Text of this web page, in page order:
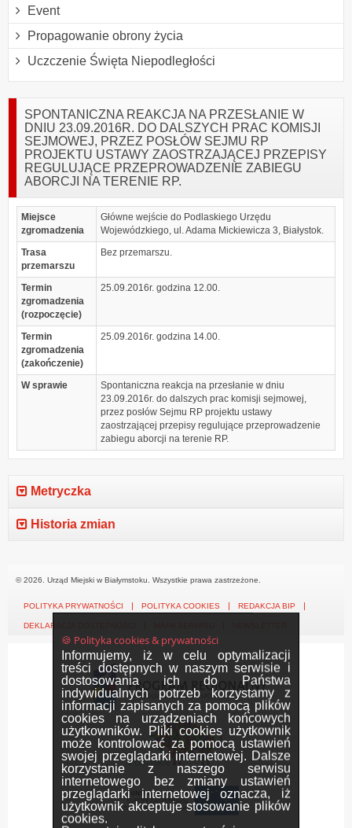
🍪 Polityka cookies & prywatności
Informujemy, iż w celu optymalizacji
treści dostępnych w naszym serwisie i
dostosowania ich do Państwa
indywidualnych potrzeb korzystamy z
informacji zapisanych za pomocą plików
cookies na urządzeniach końcowych
użytkowników. Pliki cookies użytkownik
może kontrolować za pomocą ustawień
swojej przeglądarki internetowej. Dalsze
korzystanie z naszego serwisu
internetowego bez zmiany ustawień
przeglądarki internetowej oznacza, iż
użytkownik akceptuje stosowanie plików
cookies.
Event
Propagowanie obrony życia
Uczczenie Święta Niepodległości
SPONTANICZNA REAKCJA NA PRZESŁANIE W
DNIU 23.09.2016R. DO DALSZYCH PRAC KOMISJI
SEJMOWEJ, PRZEZ POSŁÓW SEJMU RP
PROJEKTU USTAWY ZAOSTRZAJĄCEJ PRZEPISY
REGULUJĄCE PRZEPROWADZENIE ZABIEGU
ABORCJI NA TERENIE RP.
Miejsce
zgromadzenia
Główne wejście do Podlaskiego Urzędu
Wojewódzkiego, ul. Adama Mickiewicza 3, Białystok.
Trasa
przemarszu
Bez przemarszu.
Termin
zgromadzenia
(rozpoczęcie)
25.09.2016r. godzina 12.00.
Termin
zgromadzenia
(zakończenie)
25.09.2016r. godzina 14.00.
W sprawie
Spontaniczna reakcja na przesłanie w dniu
23.09.2016r. do dalszych prac komisji sejmowej,
przez posłów Sejmu RP projektu ustawy
zaostrzającej przepisy regulujące przeprowadzenie
zabiegu aborcji na terenie RP.
Metryczka
Historia zmian
© 2026. Urząd Miejski w Białymstoku. Wszystkie prawa zastrzeżone.
POLITYKA PRYWATNOŚCI POLITYKA COOKIES REDAKCJA BIP
DEKLARACJA DOSTĘPNOŚCI